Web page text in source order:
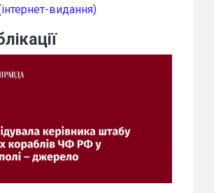
видання)